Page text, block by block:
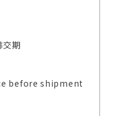
交期
before shipment